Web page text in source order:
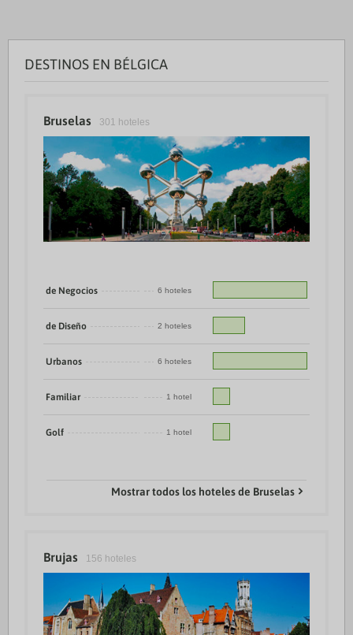
DESTINOS EN BÉLGICA
Bruselas 301 hoteles
de Negocios 6 hoteles
de Diseño 2 hoteles
Urbanos 6 hoteles
Familiar 1 hotel
Golf 1 hotel
Mostrar todos los hoteles de Bruselas
Brujas 156 hoteles